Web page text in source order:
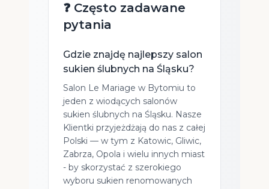
❓ Często zadawane
pytania
Gdzie znajdę najlepszy salon
sukien ślubnych na Śląsku?
Salon Le Mariage w Bytomiu to
jeden z wiodących salonów
sukien ślubnych na Śląsku. Nasze
Klientki przyjeżdżają do nas z całej
Polski — w tym z Katowic, Gliwic,
Zabrza, Opola i wielu innych miast
- by skorzystać z szerokiego
wyboru sukien renomowanych